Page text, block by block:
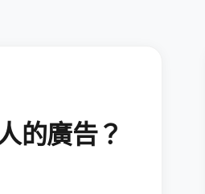
的廣告？